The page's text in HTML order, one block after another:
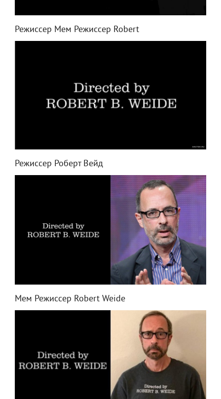
Режиссер Мем Режиссер Robert
Режиссер Роберт Вейд
Мем Режиссер Robert Weide